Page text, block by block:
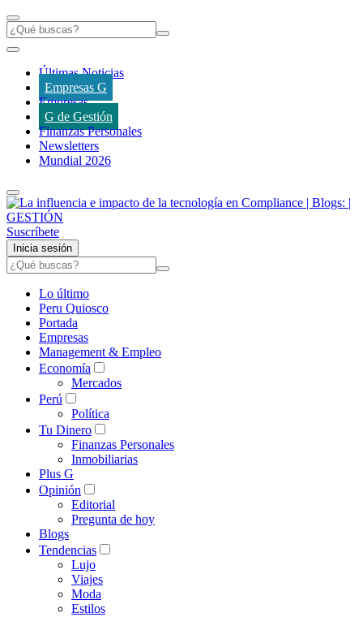
Últimas Noticias
Empresas G
Empresas
G de Gestión
Finanzas Personales
Newsletters
Mundial 2026
Suscríbete
Inicia sesión
Lo último
Peru Quiosco
Portada
Empresas
Management & Empleo
Economía
Mercados
Perú
Política
Tu Dinero
Finanzas Personales
Inmobiliarias
Plus G
Opinión
Editorial
Pregunta de hoy
Blogs
Tendencias
Lujo
Viajes
Moda
Estilos